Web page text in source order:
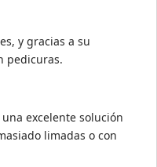
y gracias a su
pedicuras.
excelente solución
limadas o con